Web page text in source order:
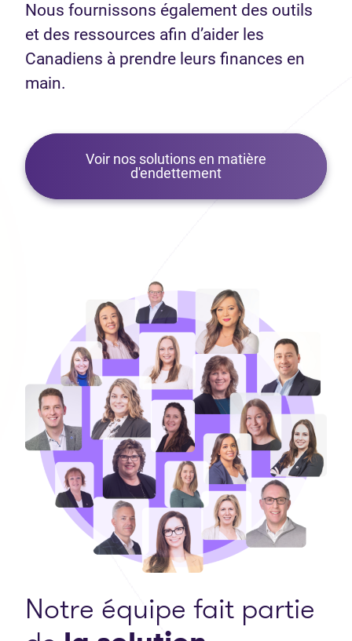
Nous fournissons également des outils
et des ressources afin d’aider les
Canadiens à prendre leurs finances en
main.
Voir nos solutions en matière
d'endettement
Notre équipe fait partie